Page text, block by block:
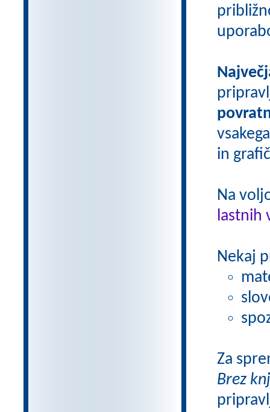
in
Na
lastnih
Nekaj
Za
Brez